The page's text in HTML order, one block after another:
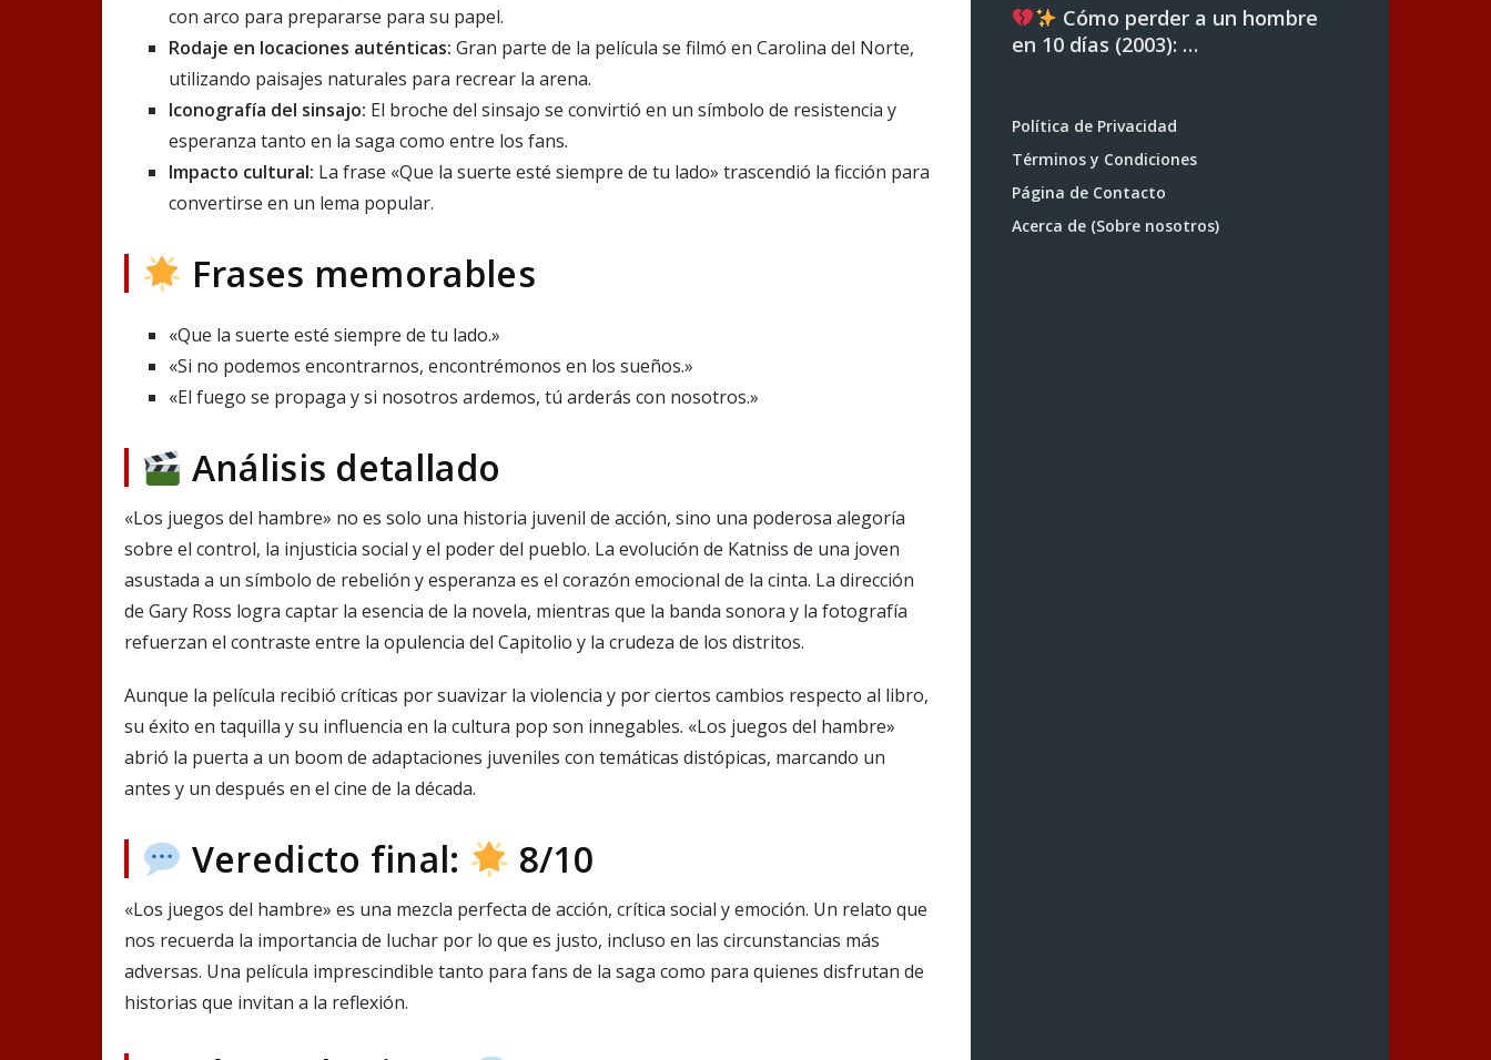
con arco para prepararse para su papel.
Rodaje en locaciones auténticas: Gran parte de la película se filmó en Carolina del Norte,
utilizando paisajes naturales para recrear la arena.
Iconografía del sinsajo: El broche del sinsajo se convirtió en un símbolo de resistencia y
esperanza tanto en la saga como entre los fans.
Impacto cultural: La frase «Que la suerte esté siempre de tu lado» trascendió la ficción para
convertirse en un lema popular.
Frases memorables
«Que la suerte esté siempre de tu lado.»
«Si no podemos encontrarnos, encontrémonos en los sueños.»
«El fuego se propaga y si nosotros ardemos, tú arderás con nosotros.»
Análisis detallado
«Los juegos del hambre» no es solo una historia juvenil de acción, sino una poderosa alegoría
sobre el control, la injusticia social y el poder del pueblo. La evolución de Katniss de una joven
asustada a un símbolo de rebelión y esperanza es el corazón emocional de la cinta. La dirección
de Gary Ross logra captar la esencia de la novela, mientras que la banda sonora y la fotografía
refuerzan el contraste entre la opulencia del Capitolio y la crudeza de los distritos.
Aunque la película recibió críticas por suavizar la violencia y por ciertos cambios respecto al libro,
su éxito en taquilla y su influencia en la cultura pop son innegables. «Los juegos del hambre»
abrió la puerta a un boom de adaptaciones juveniles con temáticas distópicas, marcando un
antes y un después en el cine de la década.
Veredicto final: 8/10
«Los juegos del hambre» es una mezcla perfecta de acción, crítica social y emoción. Un relato que
nos recuerda la importancia de luchar por lo que es justo, incluso en las circunstancias más
adversas. Una película imprescindible tanto para fans de la saga como para quienes disfrutan de
historias que invitan a la reflexión.
Cómo perder a un hombre
en 10 días (2003): …
Política de Privacidad
Términos y Condiciones
Página de Contacto
Acerca de (Sobre nosotros)